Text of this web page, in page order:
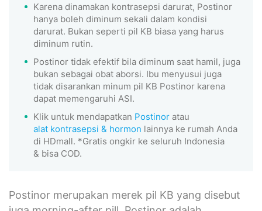
Karena dinamakan kontrasepsi darurat, Postinor
hanya boleh diminum sekali dalam kondisi
darurat. Bukan seperti pil KB biasa yang harus
diminum rutin.
Postinor tidak efektif bila diminum saat hamil, juga
bukan sebagai obat aborsi. Ibu menyusui juga
tidak disarankan minum pil KB Postinor karena
dapat memengaruhi ASI.
Klik untuk mendapatkan Postinor atau
alat kontrasepsi & hormon lainnya ke rumah Anda
di HDmall. *Gratis ongkir ke seluruh Indonesia
& bisa COD.
Postinor merupakan merek pil KB yang disebut